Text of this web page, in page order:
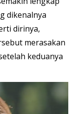
dikenalnya
dirinya,
merasakan
keduanya